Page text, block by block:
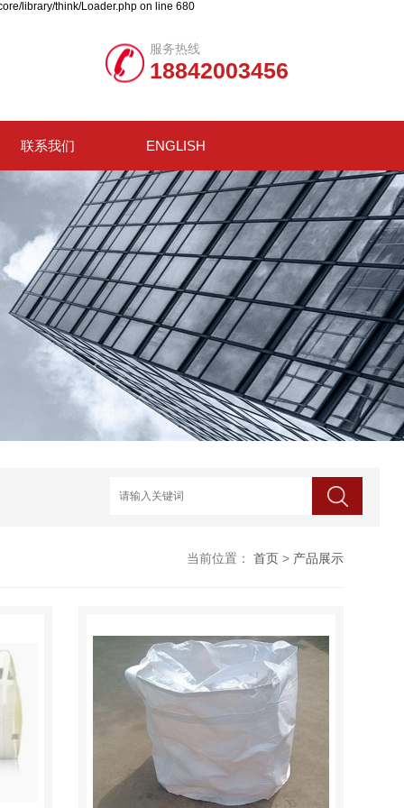
library/think/Loader.php on line 680
服务热线
18842003456
联系我们 ENGLISH
当前位置： 首页> 产品展示